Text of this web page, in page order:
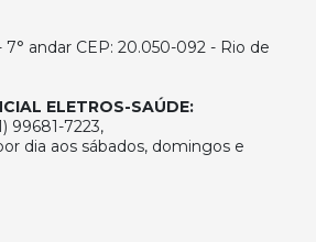
7° andar CEP: 20.050-092 - Rio de
ELETROS-SAÚDE:
99681-7223,
dia aos sábados, domingos e